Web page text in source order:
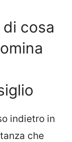
cosa
indietro in
che